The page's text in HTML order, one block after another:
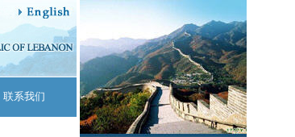
联系我们